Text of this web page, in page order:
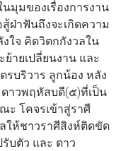
มุมของเรื่องการงาน
ฝ่าฟันถึงจะเกิดความ
ใจ คิดวิตกกังวลใน
ย้ายเปลี่ยนงาน และ
รบริวาร ลูกน้อง หลัง
ดาวพฤหัสบดี(๕)ที่เป็น
ะ โคจรเข้าสู่ราศี
ให้ชาวราศีสิงห์ติดขัด
บตัว และ ดาว